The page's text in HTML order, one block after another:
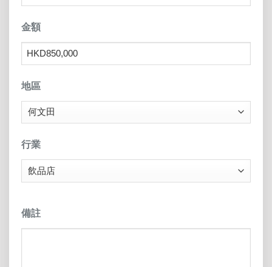
金額
地區
行業
備註